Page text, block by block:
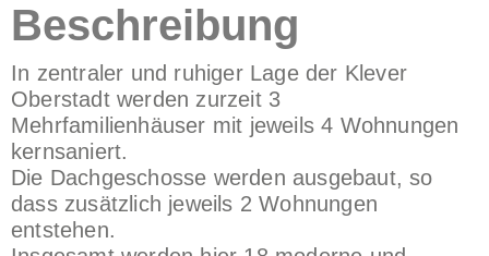
Beschreibung
In zentraler und ruhiger Lage der Klever
Oberstadt werden zurzeit 3
Mehrfamilienhäuser mit jeweils 4 Wohnungen
kernsaniert.
Die Dachgeschosse werden ausgebaut, so
dass zusätzlich jeweils 2 Wohnungen
entstehen.